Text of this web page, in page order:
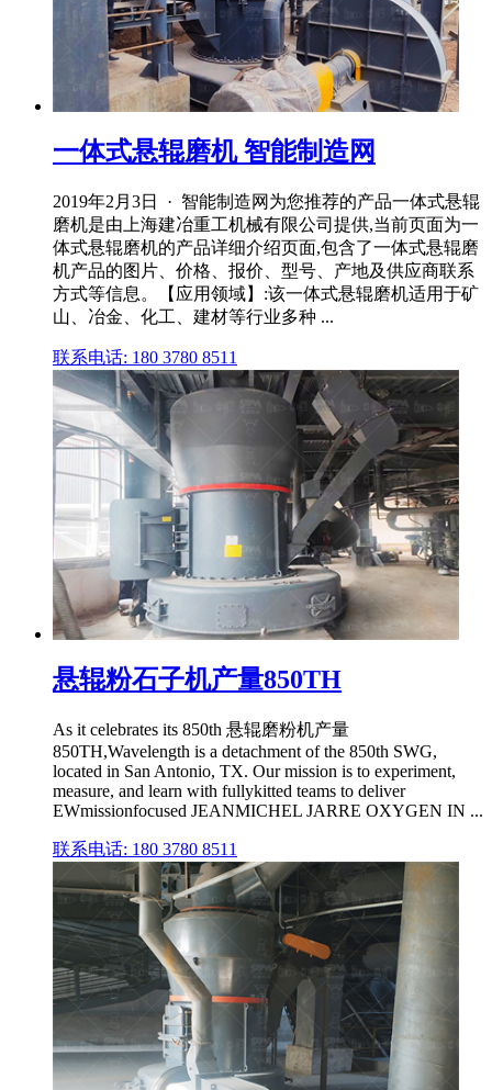
一体式悬辊磨机 智能制造网
2019年2月3日 · 智能制造网为您推荐的产品一体式悬辊
磨机是由上海建冶重工机械有限公司提供,当前页面为一
体式悬辊磨机的产品详细介绍页面,包含了一体式悬辊磨
机产品的图片、价格、报价、型号、产地及供应商联系
方式等信息。【应用领域】:该一体式悬辊磨机适用于矿
山、冶金、化工、建材等行业多种 ...
联系电话: 180 3780 8511
悬辊粉石子机产量850TH
As it celebrates its 850th 悬辊磨粉机产量
850TH,Wavelength is a detachment of the 850th SWG,
located in San Antonio, TX. Our mission is to experiment,
measure, and learn with fullykitted teams to deliver
EWmissionfocused JEANMICHEL JARRE OXYGEN IN ...
联系电话: 180 3780 8511